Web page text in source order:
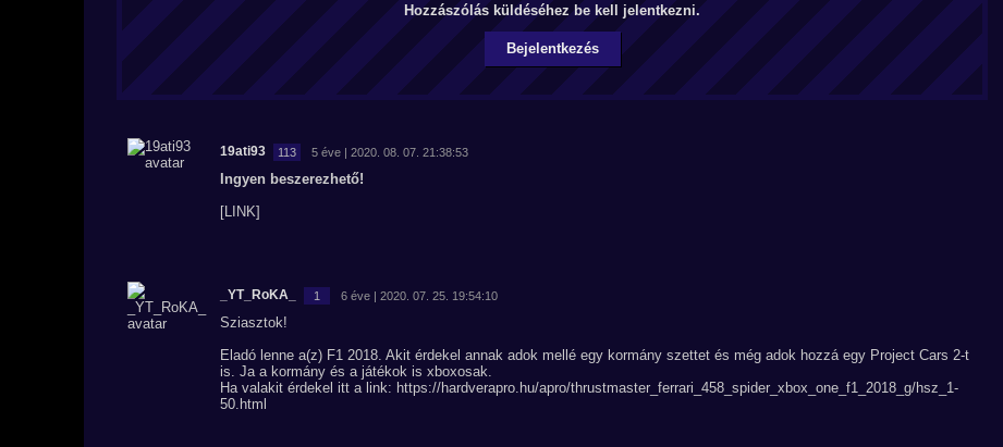
Hozzászólás küldéséhez be kell jelentkezni.
Bejelentkezés
19ati93 113 5 éve | 2020. 08. 07. 21:38:53
Ingyen beszerezhető!
[LINK]
_YT_RoKA_ 1 6 éve | 2020. 07. 25. 19:54:10
Sziasztok!
Eladó lenne a(z) F1 2018. Akit érdekel annak adok mellé egy kormány szettet és még adok hozzá egy Project Cars 2-t
is. Ja a kormány és a játékok is xboxosak.
Ha valakit érdekel itt a link: https://hardverapro.hu/apro/thrustmaster_ferrari_458_spider_xbox_one_f1_2018_g/hsz_1-
50.html